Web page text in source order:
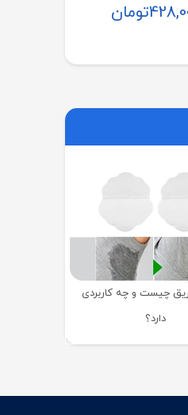
تومان
چیست و چه کاربردی
دارد؟